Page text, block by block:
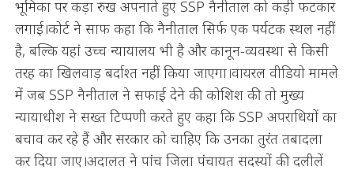
भूमिका पर कड़ा रुख अपनाते हुए SSP नैनीताल को कड़ी फटकार
लगाई।कोर्ट ने साफ कहा कि नैनीताल सिर्फ एक पर्यटक स्थल नहीं
है, बल्कि यहां उच्च न्यायालय भी है और कानून-व्यवस्था से किसी
तरह का खिलवाड़ बर्दाश्त नहीं किया जाएगा।वायरल वीडियो मामले
में जब SSP नैनीताल ने सफाई देने की कोशिश की तो मुख्य
न्यायाधीश ने सख्त टिप्पणी करते हुए कहा कि SSP अपराधियों का
बचाव कर रहे हैं और सरकार को चाहिए कि उनका तुरंत तबादला
कर दिया जाए।अदालत ने पांच जिला पंचायत सदस्यों की दलीलें